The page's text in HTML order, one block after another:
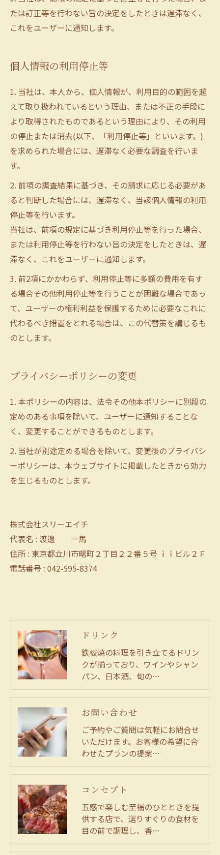
たは訂正等を行わない旨の決定をしたときは遅滞なく、
これをユーザーに通知します。
個人情報の利用停止等
1. 当社は、本人から、個人情報が、利用目的の範囲を超
えて取り扱われているという理由、または不正の手段に
より取得されたものであるという理由により、その利用
の停止または消去(以下、「利用停止等」といいます。)
を求められた場合には、遅滞なく必要な調査を行いま
す。
2. 前項の調査結果に基づき、その請求に応じる必要があ
ると判断した場合には、遅滞なく、当該個人情報の利用
停止等を行います。
当社は、前項の規定に基づき利用停止等を行った場合、
または利用停止等を行わない旨の決定をしたときは、遅
滞なく、これをユーザーに通知します。
3. 前2項にかかわらず、利用停止等に多額の費用を有す
る場合その他利用停止等を行うことが困難な場合であっ
て、ユーザーの権利利益を保護するために必要なこれに
代わるべき措置をとれる場合は、この代替策を講じるも
のとします。
プライバシーポリシーの変更
1. 本ポリシーの内容は、法令その他本ポリシーに別段の
定めのある事項を除いて、ユーザーに通知することな
く、変更することができるものとします。
2. 当社が別途定める場合を除いて、変更後のプライバシ
ーポリシーは、本ウェブサイトに掲載したときから効力
を生じるものとします。
株式会社スリーエイチ
代表名 : 渡邊 一馬
住所 : 東京都立川市曙町２丁目２２番５号 ｉｉビル２Ｆ
電話番号 : 042-595-8374
ドリンク
鉄板焼の料理を引き立てるドリン
クが揃っており、ワインやシャン
パン、日本酒、旬の…
お問い合わせ
ご予約やご質問は気軽にお問合せ
いただけます。お客様の希望に合
わせたプランの提案…
コンセプト
五感で楽しむ至福のひとときを提
供する店で、選りすぐりの食材を
目の前で調理し、香…